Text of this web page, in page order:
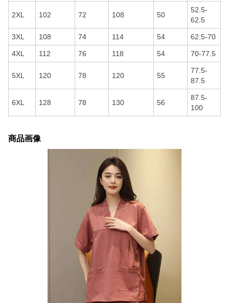
2XL 102 72 108 50
52.5-
62.5
3XL 108 74 114 54 62.5-70
4XL 112 76 118 54 70-77.5
5XL 120 78 120 55
77.5-
87.5
6XL 128 78 130 56
87.5-
100
商品画像